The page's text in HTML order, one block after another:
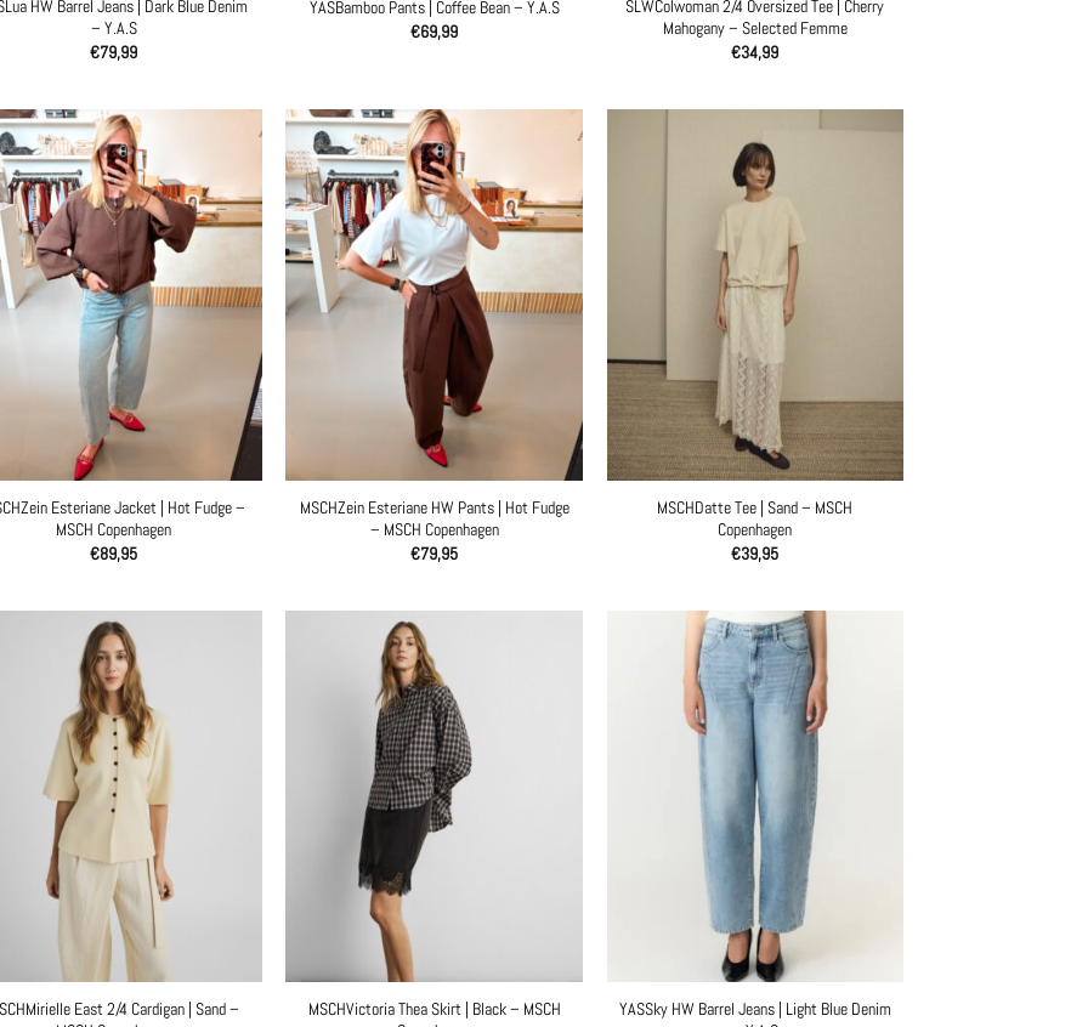
HW Barrel Jeans | Dark Blue Denim
– Y.A.S
€79,99
YASBamboo Pants | Coffee Bean – Y.A.S
€69,99
SLWColwoman 2/4 Oversized Tee | Cherry
Mahogany – Selected Femme
€34,99
Esteriane Jacket | Hot Fudge –
MSCH Copenhagen
€89,95
MSCHZein Esteriane HW Pants | Hot Fudge
– MSCH Copenhagen
€79,95
MSCHDatte Tee | Sand – MSCH
Copenhagen
€39,95
East 2/4 Cardigan | Sand –
MSCHVictoria Thea Skirt | Black – MSCH
YASSky HW Barrel Jeans | Light Blue Denim